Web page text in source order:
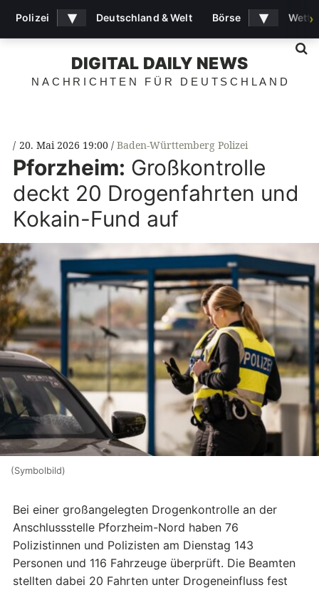
DIGITAL DAILY NEWS
NACHRICHTEN FÜR DEUTSCHLAND
20. Mai 2026 19:00 Baden-Württemberg Polizei
Pforzheim: Großkontrolle
deckt 20 Drogenfahrten und
Kokain-Fund auf
(Symbolbild)
Bei einer großangelegten Drogenkontrolle an der
Anschlussstelle Pforzheim-Nord haben 76
Polizistinnen und Polizisten am Dienstag 143
Personen und 116 Fahrzeuge überprüft. Die Beamten
stellten dabei 20 Fahrten unter Drogeneinfluss fest
Polizei ▾ Deutschland & Welt Börse ▾ ›